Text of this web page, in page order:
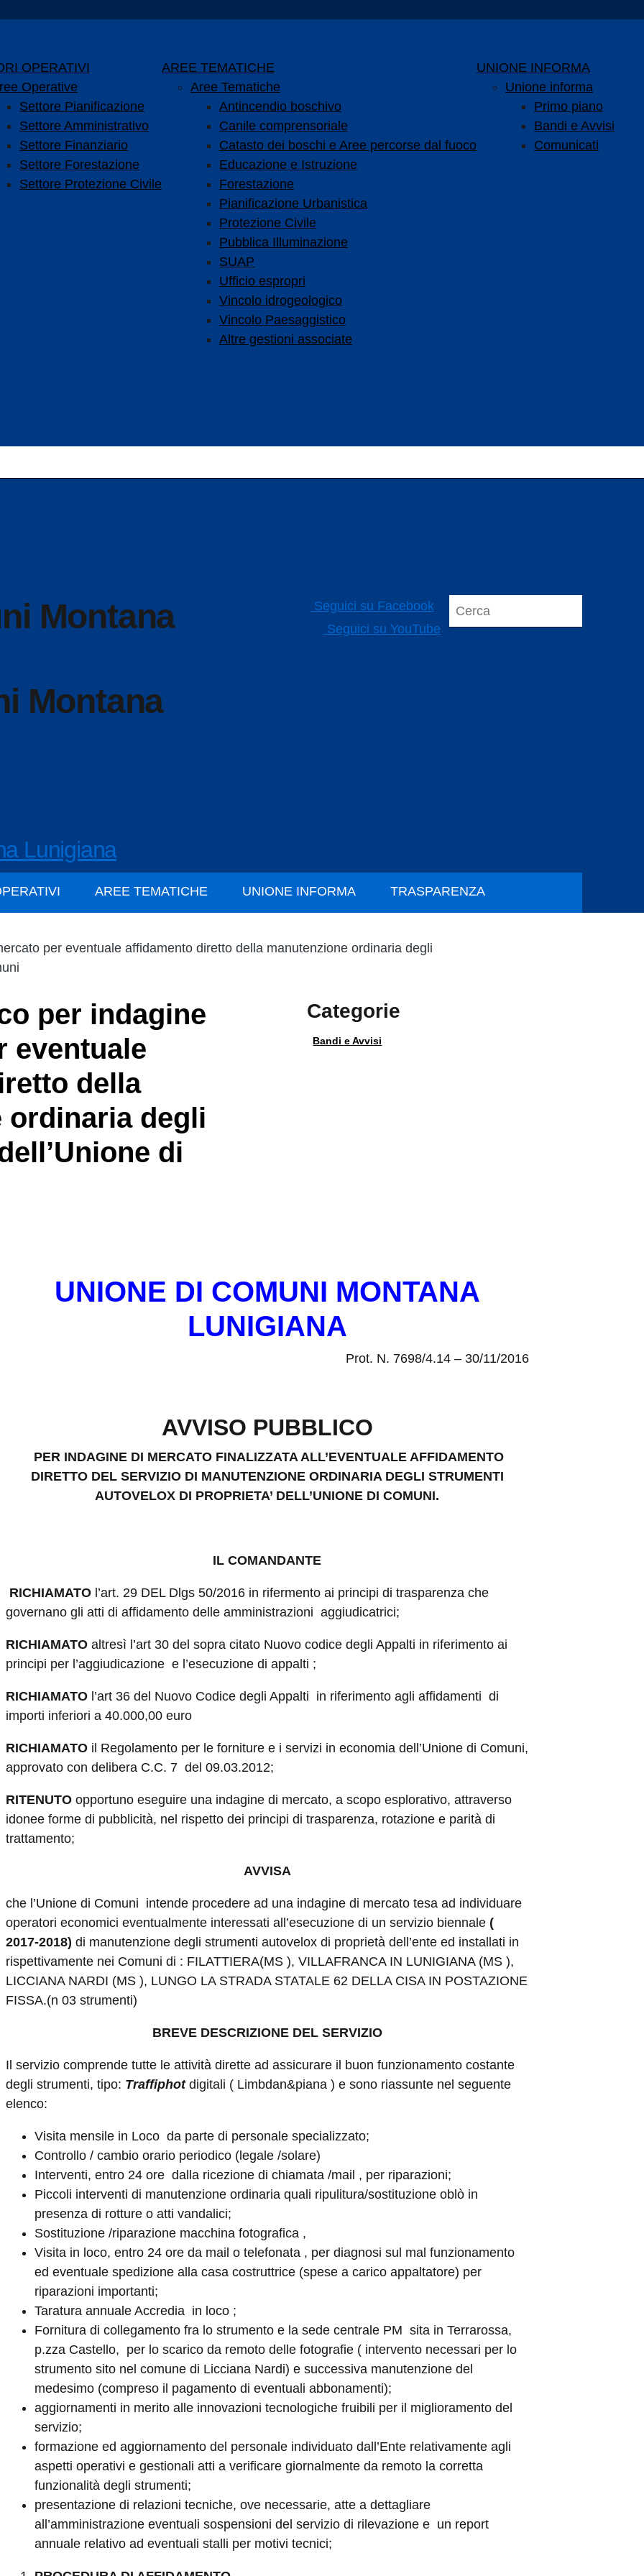
OPERATIVI
Operative
Settore Pianificazione
Settore Amministrativo
Settore Finanziario
Settore Forestazione
Settore Protezione Civile
AREE TEMATICHE
Aree Tematiche
Antincendio boschivo
Canile comprensoriale
Catasto dei boschi e Aree percorse dal fuoco
Educazione e Istruzione
Forestazione
Pianificazione Urbanistica
Protezione Civile
Pubblica Illuminazione
SUAP
Ufficio espropri
Vincolo idrogeologico
Vincolo Paesaggistico
Altre gestioni associate
UNIONE INFORMA
Unione informa
Primo piano
Bandi e Avvisi
Comunicati
Montana
Lunigiana
Seguici su Facebook
Seguici su YouTube
AREE TEMATICHE UNIONE INFORMA TRASPARENZA
per eventuale affidamento diretto della manutenzione ordinaria degli
per indagine
eventuale
della
ordinaria degli
di
Categorie
Bandi e Avvisi
UNIONE DI COMUNI MONTANA
LUNIGIANA
Prot. N. 7698/4.14 – 30/11/2016
AVVISO PUBBLICO
PER INDAGINE DI MERCATO FINALIZZATA ALL’EVENTUALE AFFIDAMENTO
DIRETTO DEL SERVIZIO DI MANUTENZIONE ORDINARIA DEGLI STRUMENTI
AUTOVELOX DI PROPRIETA’ DELL’UNIONE DI COMUNI.
IL COMANDANTE
RICHIAMATO l’art. 29 DEL Dlgs 50/2016 in rifermento ai principi di trasparenza che
governano gli atti di affidamento delle amministrazioni aggiudicatrici;
RICHIAMATOaltresì l’art 30 del sopra citato Nuovo codice degli Appalti in riferimento ai
principi per l’aggiudicazione e l’esecuzione di appalti ;
RICHIAMATOl’art 36 del Nuovo Codice degli Appalti in riferimento agli affidamenti di
importi inferiori a 40.000,00 euro
RICHIAMATO il Regolamento per le forniture e i servizi in economia dell’Unione di Comuni,
approvato con delibera C.C. 7 del 09.03.2012;
RITENUTO opportuno eseguire una indagine di mercato, a scopo esplorativo, attraverso
idonee forme di pubblicità, nel rispetto dei principi di trasparenza, rotazione e parità di
trattamento;
AVVISA
che l’Unione di Comuni intende procedere ad una indagine di mercato tesa ad individuare
operatori economici eventualmente interessati all’esecuzione di un servizio biennale(
2017-2018) di manutenzione degli strumenti autovelox di proprietà dell’ente ed installati in
rispettivamente nei Comuni di : FILATTIERA(MS ), VILLAFRANCA IN LUNIGIANA (MS ),
LICCIANA NARDI (MS ), LUNGO LA STRADA STATALE 62 DELLA CISA IN POSTAZIONE
FISSA.(n 03 strumenti)
BREVE DESCRIZIONE DEL SERVIZIO
Il servizio comprende tutte le attività dirette ad assicurare il buon funzionamento costante
degli strumenti, tipo: Traffiphotdigitali ( Limbdan&piana ) e sono riassunte nel seguente
elenco:
Visita mensile in Loco da parte di personale specializzato;
Controllo / cambio orario periodico (legale /solare)
Interventi, entro 24 ore dalla ricezione di chiamata /mail , per riparazioni;
Piccoli interventi di manutenzione ordinaria quali ripulitura/sostituzione oblò in
presenza di rotture o atti vandalici;
Sostituzione /riparazione macchina fotografica ,
Visita in loco, entro 24 ore da mail o telefonata , per diagnosi sul mal funzionamento
ed eventuale spedizione alla casa costruttrice (spese a carico appaltatore) per
riparazioni importanti;
Taratura annuale Accredia in loco ;
Fornitura di collegamento fra lo strumento e la sede centrale PM sita in Terrarossa,
p.zza Castello, per lo scarico da remoto delle fotografie ( intervento necessari per lo
strumento sito nel comune di Licciana Nardi) e successiva manutenzione del
medesimo (compreso il pagamento di eventuali abbonamenti);
aggiornamenti in merito alle innovazioni tecnologiche fruibili per il miglioramento del
servizio;
formazione ed aggiornamento del personale individuato dall’Ente relativamente agli
aspetti operativi e gestionali atti a verificare giornalmente da remoto la corretta
funzionalità degli strumenti;
presentazione di relazioni tecniche, ove necessarie, atte a dettagliare
all’amministrazione eventuali sospensioni del servizio di rilevazione e un report
annuale relativo ad eventuali stalli per motivi tecnici;